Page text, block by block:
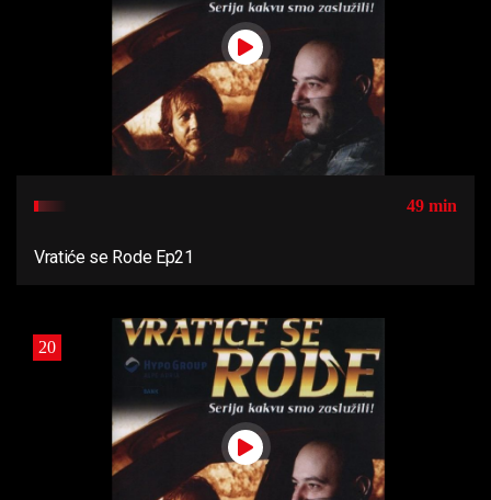
49 min
Vratiće se Rode Ep21
20